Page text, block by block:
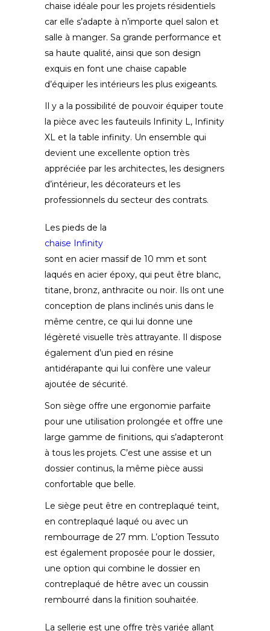
chaise idéale pour les projets résidentiels
car elle s’adapte à n’importe quel salon et
salle à manger. Sa grande performance et
sa haute qualité, ainsi que son design
exquis en font une chaise capable
d’équiper les intérieurs les plus exigeants.
Il y a la possibilité de pouvoir équiper toute
la pièce avec les fauteuils Infinity L, Infinity
XL et la table infinity. Un ensemble qui
devient une excellente option très
appréciée par les architectes, les designers
d’intérieur, les décorateurs et les
professionnels du secteur des contrats.
Les pieds de la
chaise Infinity
sont en acier massif de 10 mm et sont
laqués en acier époxy, qui peut être blanc,
titane, bronz, anthracite ou noir. Ils ont une
conception de plans inclinés unis dans le
même centre, ce qui lui donne une
légèreté visuelle très attrayante. Il dispose
également d’un pied en résine
antidérapante qui lui confère une valeur
ajoutée de sécurité.
Son siège offre une ergonomie parfaite
pour une utilisation prolongée et offre une
large gamme de finitions, qui s’adapteront
à tous les projets. C’est une assise et un
dossier continus, la même pièce aussi
confortable que belle.
Le siège peut être en contreplaqué teint,
en contreplaqué laqué ou avec un
rembourrage de 27 mm. L’option Tessuto
est également proposée pour le dossier,
une option qui combine le dossier en
contreplaqué de hêtre avec un coussin
rembourré dans la finition souhaitée.
La sellerie est une offre très variée allant